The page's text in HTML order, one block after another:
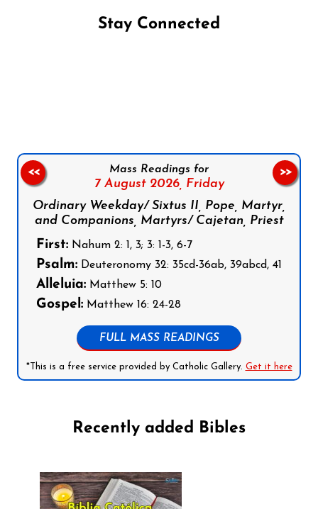
Stay Connected
Mass Readings for
7 August 2026, Friday
Ordinary Weekday/ Sixtus II, Pope, Martyr,
and Companions, Martyrs/ Cajetan, Priest
First: Nahum 2: 1, 3; 3: 1-3, 6-7
Psalm: Deuteronomy 32: 35cd-36ab, 39abcd, 41
Alleluia: Matthew 5: 10
Gospel: Matthew 16: 24-28
FULL MASS READINGS
*This is a free service provided by Catholic Gallery. Get it here
<< >>
Recently added Bibles